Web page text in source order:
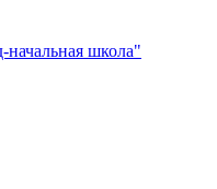
начальная школа"